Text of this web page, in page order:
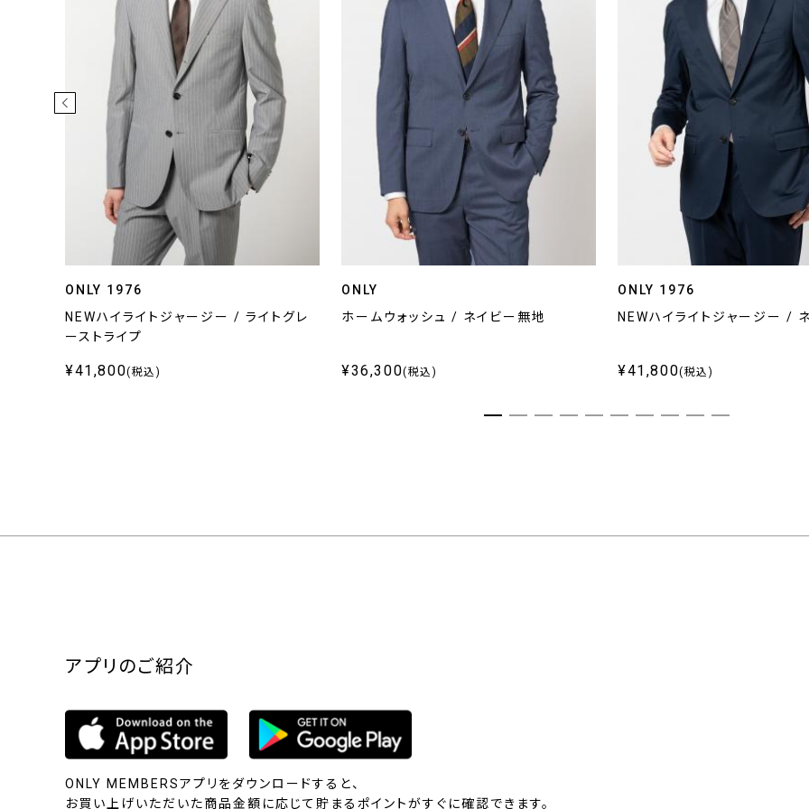
ONLY 1976
NEWハイライトジャージー / ライトグレ
ーストライプ
¥41,800(税込)
ONLY
ホームウォッシュ / ネイビー無地
¥36,300(税込)
ONLY 1976
NEWハイライトジャージー /
¥41,800(税込)
アプリのご紹介
ONLY MEMBERSアプリをダウンロードすると、
お買い上げいただいた商品金額に応じて貯まるポイントがすぐに確認できます。